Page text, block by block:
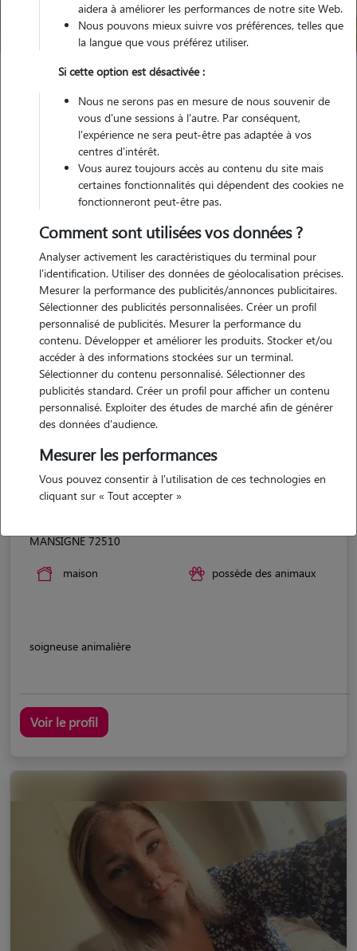
Trouver mon Pet Sitter
Pontvallain
Nos promeneurs et familles d'accueil
à Pontvallain (72510)
MANSIGNE 72510
maison possède des animaux
soigneuse animalière
Voir le profil
aidera à améliorer les performances de notre site Web.
Nous pouvons mieux suivre vos préférences, telles que
la langue que vous préférez utiliser.
Si cette option est désactivée :
Nous ne serons pas en mesure de nous souvenir de
vous d'une sessions à l'autre. Par conséquent,
l'expérience ne sera peut-être pas adaptée à vos
centres d'intérêt.
Vous aurez toujours accès au contenu du site mais
certaines fonctionnalités qui dépendent des cookies ne
fonctionneront peut-être pas.
Comment sont utilisées vos données ?
Analyser activement les caractéristiques du terminal pour
l'identification. Utiliser des données de géolocalisation précises.
Mesurer la performance des publicités/annonces publicitaires.
Sélectionner des publicités personnalisées. Créer un profil
personnalisé de publicités. Mesurer la performance du
contenu. Développer et améliorer les produits. Stocker et/ou
accéder à des informations stockées sur un terminal.
Sélectionner du contenu personnalisé. Sélectionner des
publicités standard. Créer un profil pour afficher un contenu
personnalisé. Exploiter des études de marché afin de générer
des données d'audience.
Mesurer les performances
Vous pouvez consentir à l'utilisation de ces technologies en
cliquant sur « Tout accepter »